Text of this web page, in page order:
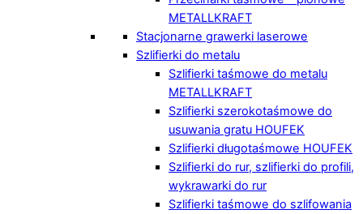
METALLKRAFT
Stacjonarne grawerki laserowe
Szlifierki do metalu
Szlifierki taśmowe do metalu
METALLKRAFT
Szlifierki szerokotaśmowe do
usuwania gratu HOUFEK
Szlifierki długotaśmowe HOUFEK
Szlifierki do rur, szlifierki do profili,
wykrawarki do rur
Szlifierki taśmowe do szlifowania